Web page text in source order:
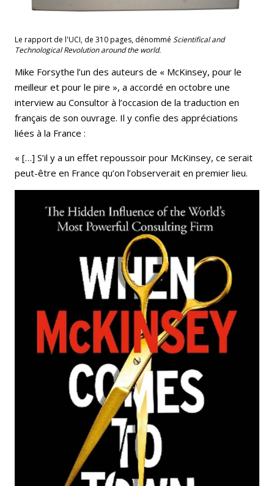
Le rapport de l'UCI, de 310 pages, dénommé Scientifical and
Technological Revolution around the world.
Mike Forsythe l’un des auteurs de « McKinsey, pour le
meilleur et pour le pire », a accordé en octobre une
interview au Consultor à l’occasion de la traduction en
français de son ouvrage. Il y confie des appréciations
liées à la France :
« […] S’il y a un effet repoussoir pour McKinsey, ce serait
peut-être en France qu’on l’observerait en premier lieu.